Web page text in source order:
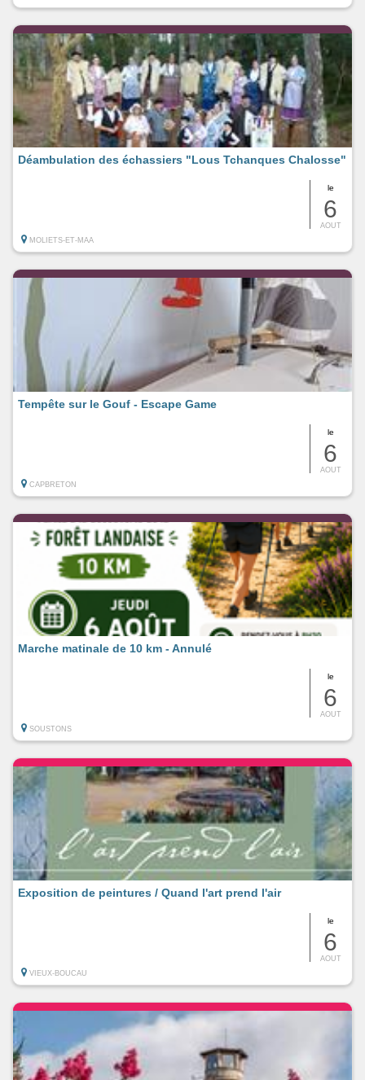
le
6
AOUT
Déambulation des échassiers "Lous Tchanques Chalosse"
MOLIETS-ET-MAA
le
6
AOUT
Tempête sur le Gouf - Escape Game
CAPBRETON
le
6
AOUT
Marche matinale de 10 km - Annulé
SOUSTONS
le
6
AOUT
Exposition de peintures / Quand l'art prend l'air
VIEUX-BOUCAU